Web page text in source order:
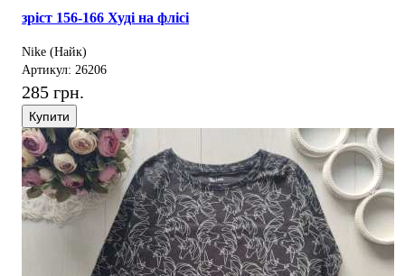
зріст 156-166 Худі на флісі
Nike (Найк)
Артикул: 26206
285 грн.
Купити